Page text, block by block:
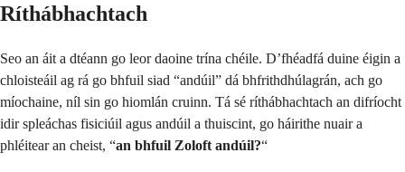
Ríthábhachtach
Seo an áit a dtéann go leor daoine trína chéile. D’fhéadfá duine éigin a
chloisteáil ag rá go bhfuil siad “andúil” dá bhfrithdhúlagrán, ach go
míochaine, níl sin go hiomlán cruinn. Tá sé ríthábhachtach an difríocht
idir spleáchas fisiciúil agus andúil a thuiscint, go háirithe nuair a
phléitear an cheist, “an bhfuil Zoloft andúil?“